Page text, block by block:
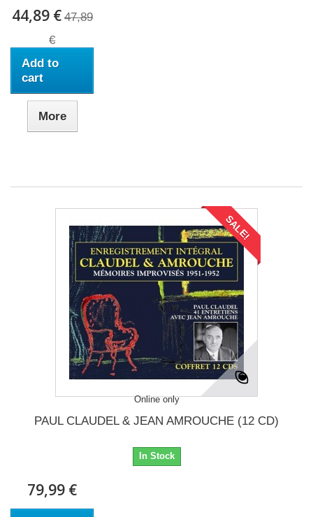
44,89 € 47,89
€
Add to
cart
More
SALE!
Online only
PAUL CLAUDEL & JEAN AMROUCHE (12 CD)
In Stock
79,99 €